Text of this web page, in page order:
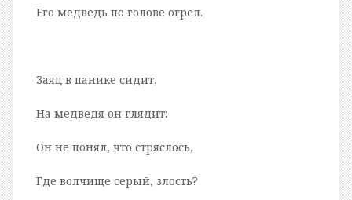
Его медведь по голове огрел.
Заяц в панике сидит,
На медведя он глядит:
Он не понял, что стряслось,
Где волчище серый, злость?